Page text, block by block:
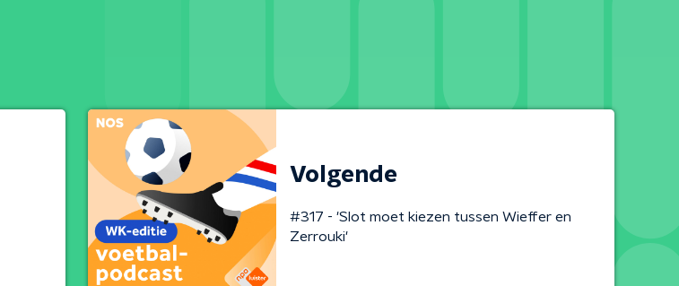
Volgende
#317 - 'Slot moet kiezen tussen Wieffer en
Zerrouki'